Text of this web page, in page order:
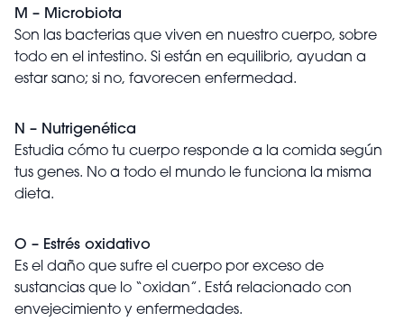
M – Microbiota
Son las bacterias que viven en nuestro cuerpo, sobre
todo en el intestino. Si están en equilibrio, ayudan a
estar sano; si no, favorecen enfermedad.
N – Nutrigenética
Estudia cómo tu cuerpo responde a la comida según
tus genes. No a todo el mundo le funciona la misma
dieta.
O – Estrés oxidativo
Es el daño que sufre el cuerpo por exceso de
sustancias que lo “oxidan”. Está relacionado con
envejecimiento y enfermedades.